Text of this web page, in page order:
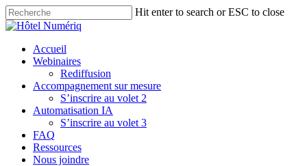
Skip
to
content
Hit enter to search or ESC to close
Close
Menu
Accueil
Webinaires
Rediffusion
Accompagnement sur mesure
S’inscrire au volet 2
Automatisation IA
S’inscrire au volet 3
FAQ
Ressources
Nous joindre